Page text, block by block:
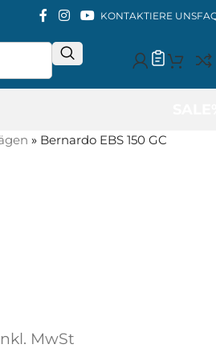
KONTAKTIERE UNS
» Bernardo EBS 150 GC
MwSt